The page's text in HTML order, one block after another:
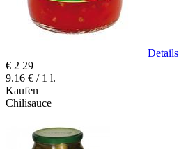
Details
€ 2 29
9.16 € / 1 l.
Kaufen
Chilisauce